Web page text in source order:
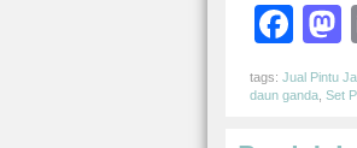
tags: Jual Pintu
daun ganda Set